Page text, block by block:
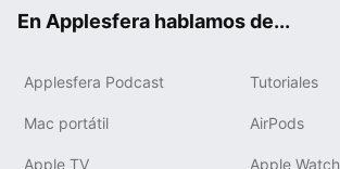
En Applesfera hablamos de...
Applesfera Podcast Tutoriales
Mac portátil AirPods
Apple TV Apple Watch